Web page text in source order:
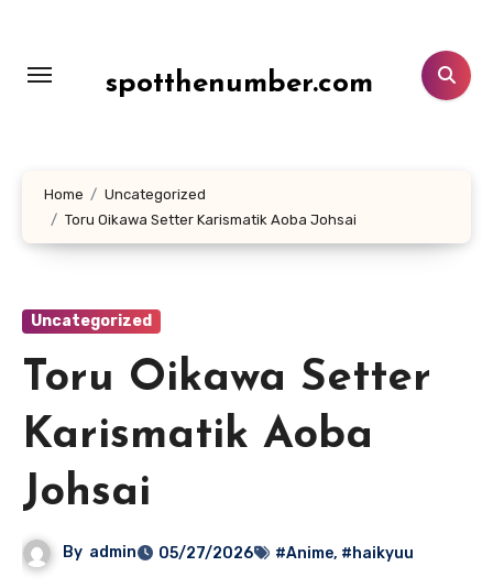
konten
spotthenumber.com
Home
Uncategorized
Toru Oikawa Setter Karismatik Aoba Johsai
Uncategorized
Toru Oikawa Setter
Karismatik Aoba
Johsai
By admin 05/27/2026 #Anime, #haikyuu